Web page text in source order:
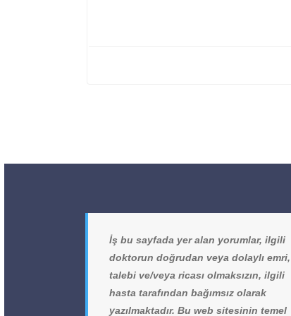
İş bu sayfada yer alan yorumlar, ilgili
doktorun doğrudan veya dolaylı emri,
talebi ve/veya ricası olmaksızın, ilgili
hasta tarafından bağımsız olarak
yazılmaktadır. Bu web sitesinin temel